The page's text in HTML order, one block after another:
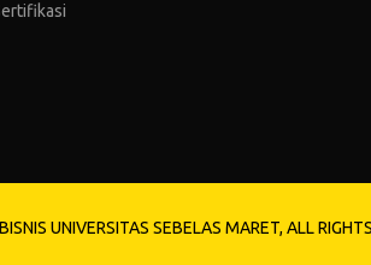
UNIVERSITAS SEBELAS MARET, ALL